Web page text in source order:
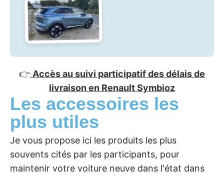
👉 Accès au suivi participatif des délais de
livraison en Renault Symbioz
Les accessoires les
plus utiles
Je vous propose ici les produits les plus
souvents cités par les participants, pour
maintenir votre voiture neuve dans l'état dans